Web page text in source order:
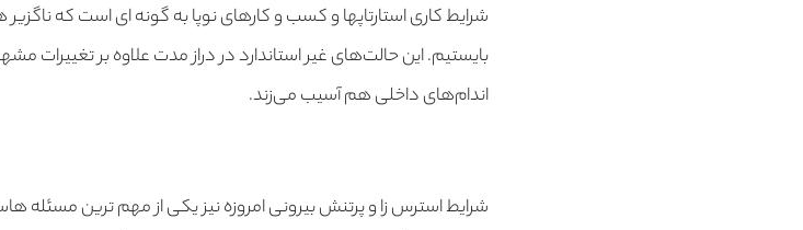
شرایط کاری استارتاپها و کسب و کارهای نوپا به گونه ای است که
بایستیم. این حالت‌های غیر استاندارد در دراز مدت علاوه بر تغییرات
اندام‌های داخلی هم آسیب می‌زند.
شرایط استرس زا و پرتنش بیرونی امروزه نیز یکی از مهم ترین مسئله